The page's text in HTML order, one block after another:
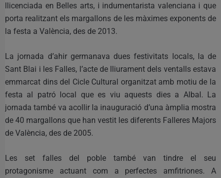
llicenciada en Belles arts, i indumentarista valenciana i que
porta realitzant els margallons de les màximes exponents de
la festa a València, des de 2013.
La jornada d’ahir germanava dues festivitats locals, la de
Sant Blai i les Falles, l’acte de lliurament dels ventalls estava
emmarcat dins del Cicle Cultural organitzat amb motiu de la
festa al patró local que es viu aquests dies a Albal. La
jornada també va acollir la inauguració d’una àmplia mostra
de 40 margallons que han vestit les diferents Falleres Majors
de València, des de 2005.
Les set falles del poble també van tindre el seu
protagonisme actuant com a perfectes amfitriones. A